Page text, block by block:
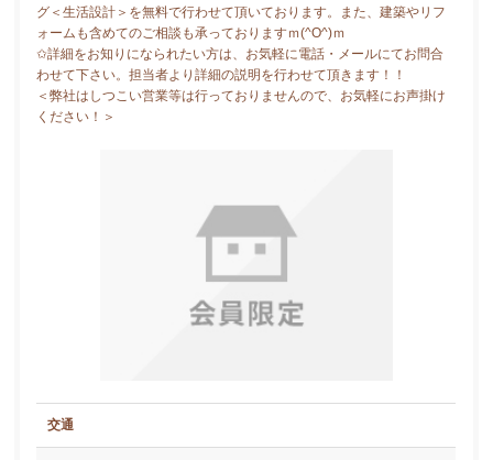
グ＜生活設計＞を無料で行わせて頂いております。また、建築やリフ
ォームも含めてのご相談も承っておりますｍ(^O^)ｍ
✩詳細をお知りになられたい方は、お気軽に電話・メールにてお問合
わせて下さい。担当者より詳細の説明を行わせて頂きます！！
＜弊社はしつこい営業等は行っておりませんので、お気軽にお声掛け
ください！＞
交通